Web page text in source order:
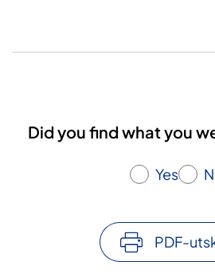
Did you find what you
Yes
PDF-